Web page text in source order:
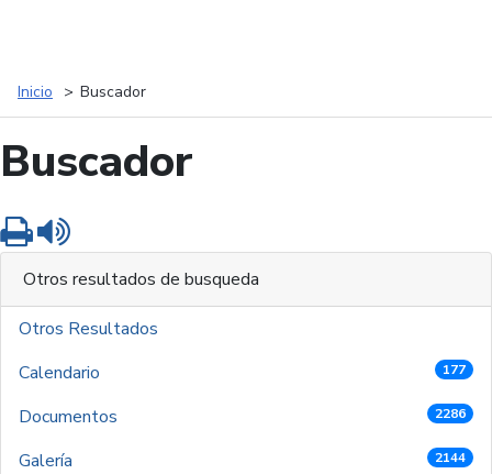
Inicio Buscador
Buscador
Imprimir
Otros resultados de busqueda
Otros Resultados
Calendario
177
Documentos 2286
Galería 2144